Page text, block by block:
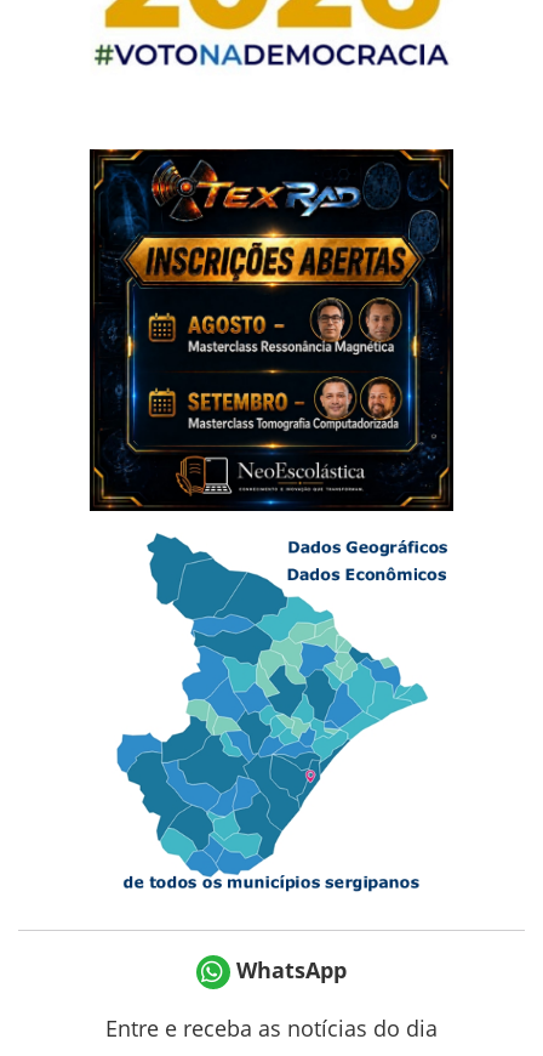
WhatsApp
Entre e receba as notícias do dia